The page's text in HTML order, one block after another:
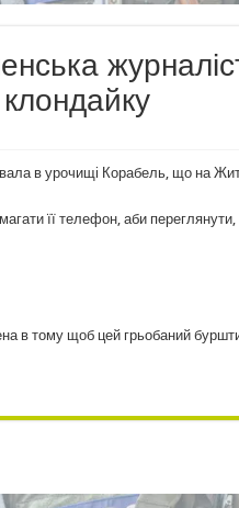
в урочищі Корабель, що на
її телефон, аби
в тому щоб цей грьобаний